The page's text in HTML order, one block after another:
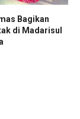
Bagikan
di Madarisul